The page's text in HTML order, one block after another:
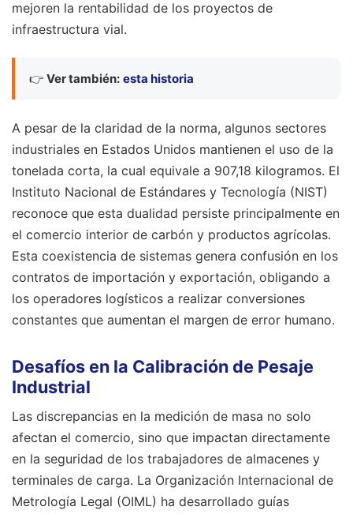
mejoren la rentabilidad de los proyectos de
infraestructura vial.
👉 Ver también: esta historia
A pesar de la claridad de la norma, algunos sectores
industriales en Estados Unidos mantienen el uso de la
tonelada corta, la cual equivale a 907,18 kilogramos. El
Instituto Nacional de Estándares y Tecnología (NIST)
reconoce que esta dualidad persiste principalmente en
el comercio interior de carbón y productos agrícolas.
Esta coexistencia de sistemas genera confusión en los
contratos de importación y exportación, obligando a
los operadores logísticos a realizar conversiones
constantes que aumentan el margen de error humano.
Desafíos en la Calibración de Pesaje
Industrial
Las discrepancias en la medición de masa no solo
afectan el comercio, sino que impactan directamente
en la seguridad de los trabajadores de almacenes y
terminales de carga. La Organización Internacional de
Metrología Legal (OIML) ha desarrollado guías